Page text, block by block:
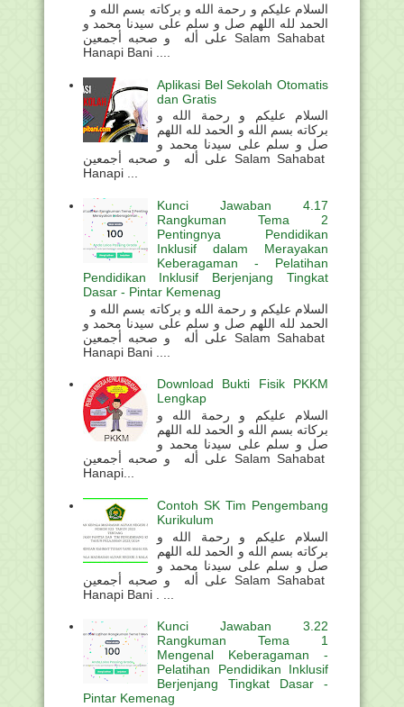
الحمد لله اللهم صل و سلم على سيدنا محمد و
على أله و صحبه أجمعين Salam Sahabat
Hanapi Bani ....
Aplikasi Bel Sekolah Otomatis
dan Gratis
السلام عليكم و رحمة الله و
بركاته بسم الله و الحمد لله اللهم
صل و سلم على سيدنا محمد و
على أله و صحبه أجمعين Salam Sahabat
Hanapi ...
Kunci Jawaban 4.17
Rangkuman Tema 2
Pentingnya Pendidikan
Inklusif dalam Merayakan
Keberagaman - Pelatihan
Pendidikan Inklusif Berjenjang Tingkat
Dasar - Pintar Kemenag
الحمد لله اللهم صل و سلم على سيدنا محمد و
على أله و صحبه أجمعين Salam Sahabat
Hanapi Bani ....
Download Bukti Fisik PKKM
Lengkap
السلام عليكم و رحمة الله و
بركاته بسم الله و الحمد لله اللهم
صل و سلم على سيدنا محمد و
على أله و صحبه أجمعين Salam Sahabat
Hanapi...
Contoh SK Tim Pengembang
Kurikulum
السلام عليكم و رحمة الله و
بركاته بسم الله و الحمد لله اللهم
صل و سلم على سيدنا محمد و
على أله و صحبه أجمعين Salam Sahabat
Hanapi Bani . ...
Kunci Jawaban 3.22
Rangkuman Tema 1
Mengenal Keberagaman -
Pelatihan Pendidikan Inklusif
Berjenjang Tingkat Dasar -
Pintar Kemenag